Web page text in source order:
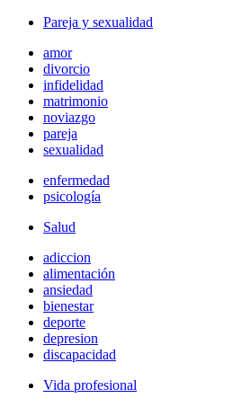
Pareja y sexualidad
amor
divorcio
infidelidad
matrimonio
noviazgo
pareja
sexualidad
enfermedad
psicología
Salud
adiccion
alimentación
ansiedad
bienestar
deporte
depresion
discapacidad
Vida profesional